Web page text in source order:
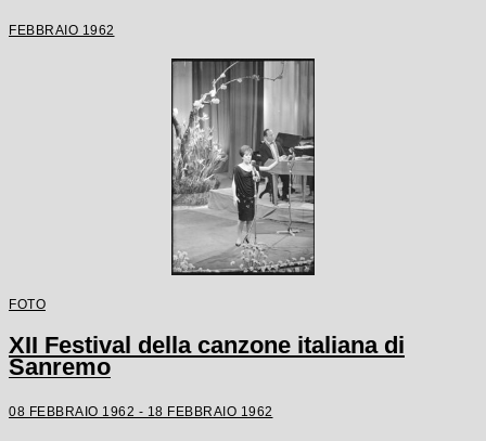
FEBBRAIO 1962
FOTO
XII Festival della canzone italiana di
Sanremo
08 FEBBRAIO 1962 - 18 FEBBRAIO 1962